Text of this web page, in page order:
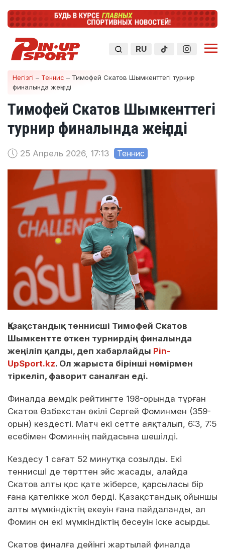
RU
Негізгі – Теннис – Тимофей Скатов Шымкенттегі турнир
финалында жеңілді
Тимофей Скатов Шымкенттегі
турнир финалында жеңілді
25 Апрель 2026, 17:13 Теннис
Қазақстандық теннисші Тимофей Скатов
Шымкентте өткен турнирдің финалында
жеңіліп қалды, деп хабарлайды Pin-
UpSport.kz. Ол жарыста бірінші нөмірмен
тіркеліп, фаворит саналған еді.
Финалда әлемдік рейтингте 198-орында тұрған
Скатов Өзбекстан өкілі Сергей Фоминмен (359-
орын) кездесті. Матч екі сетте аяқталып, 6:3, 7:5
есебімен Фоминнің пайдасына шешілді.
Кездесу 1 сағат 52 минутқа созылды. Екі
теннисші де төрттен эйс жасады, алайда
Скатов алты қос қате жіберсе, қарсыласы бір
ғана қателікке жол берді. Қазақстандық ойыншы
алты мүмкіндіктің екеуін ғана пайдаланды, ал
Фомин он екі мүмкіндіктің бесеуін іске асырды.
Скатов финалға дейінгі жартылай финалда